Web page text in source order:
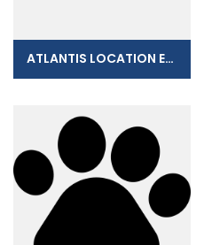
ATLANTIS LOCATION EURL